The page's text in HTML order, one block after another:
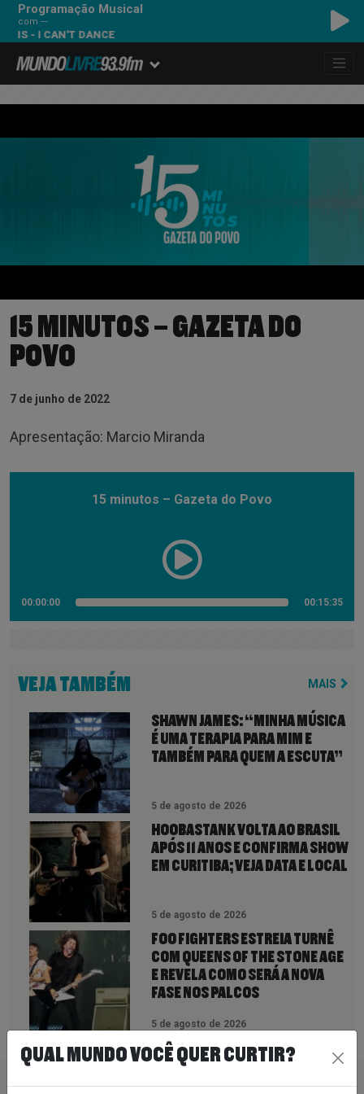
Programação Musical
com ---
- I CAN'T DANCE
15 MINUTOS – GAZETA DO
POVO
7 de junho de 2022
Apresentação: Marcio Miranda
15 minutos – Gazeta do Povo
00:00:00 00:15:35
VEJA TAMBÉM MAIS
SHAWN JAMES: “MINHA MÚSICA
É UMA TERAPIA PARA MIM E
TAMBÉM PARA QUEM A ESCUTA”
5 de agosto de 2026
HOOBASTANK VOLTA AO BRASIL
APÓS 11 ANOS E CONFIRMA SHOW
EM CURITIBA; VEJA DATA E LOCAL
5 de agosto de 2026
FOO FIGHTERS ESTREIA TURNÊ
COM QUEENS OF THE STONE AGE
E REVELA COMO SERÁ A NOVA
FASE NOS PALCOS
5 de agosto de 2026
QUAL MUNDO VOCÊ QUER CURTIR?